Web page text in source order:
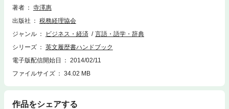
外留学希望者にも好適の書。
著者
寺澤惠
出版社
税務経理協会
ジャンル
ビジネス・経済
言語・語学・辞典
シリーズ
英文履歴書ハンドブック
電子版配信開始日
2014/02/11
ファイルサイズ
34.02 MB
作品をシェアする